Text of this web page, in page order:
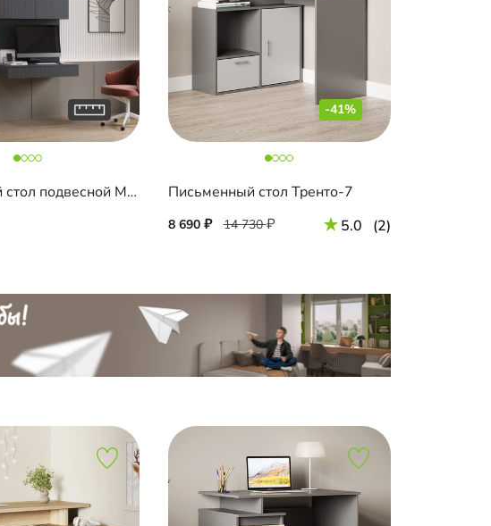
Письменный стол подвесной Мобаро-9
-41%
Письменный стол Тренто-7
8 690 14 730 5.0 (2)